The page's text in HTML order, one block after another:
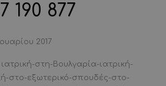
190 877
2017
ιατρική-στη-Βουλγαρία-ιατρική-
στο-εξωτερικό-σπουδές-στο-